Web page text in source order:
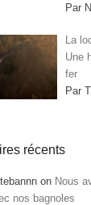
Par
La
Une
fer
Par
récents
on Nous
nos bagnoles